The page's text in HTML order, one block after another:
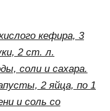
кефира, 3
2 ст. л.
соли и сахара.
2 яйца, по 1
и соль со